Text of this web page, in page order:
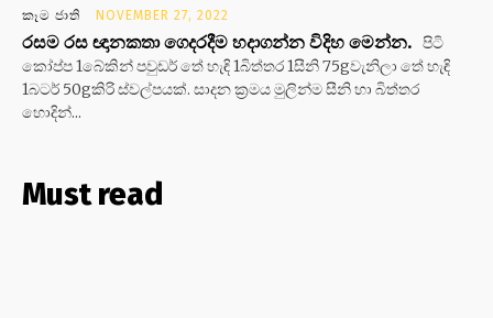
කෑම ජාති NOVEMBER 27, 2022
රසම රස ඥානකතා ගෙදරදීම හදාගන්න විදිහ මෙන්න. පිටි
කෝප්ප 1බේකින් පවුඩර් තේ හැඳි 1බිත්තර 1සීනි 75gවැනිලා තේ හැඳි
1බටර් 50gකිරි ස්වල්පයක්. සාදන ක්‍රමය මුලින්ම සීනි හා බිත්තර
හොදින්...
Must read